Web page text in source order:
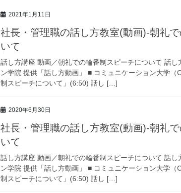
2021年1月11日
社長・管理職の話し方教室(動画)-朝礼
いて
話し方講座 動画／朝礼での輪番制スピーチについて 話し
ン学院 提供「話し方動画」 ■ コミュニケーション大学
制スピーチについて」(6:50) 話し […]
2020年6月30日
社長・管理職の話し方教室(動画)-朝礼
いて
話し方講座 動画／朝礼での輪番制スピーチについて 話し
ン学院 提供「話し方動画」 ■ コミュニケーション大学
制スピーチについて」(6:50) 話し […]